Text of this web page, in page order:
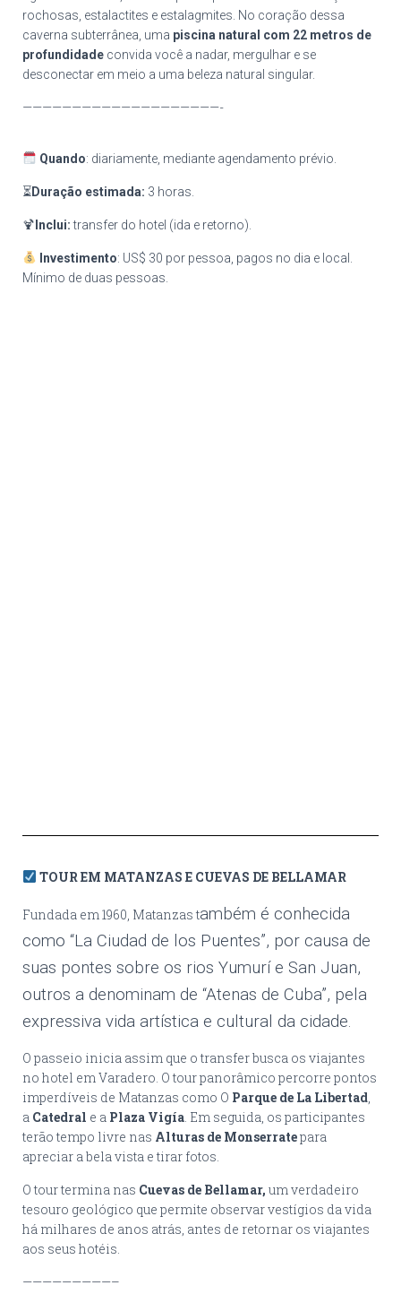
rochosas, estalactites e estalagmites. No coração dessa
caverna subterrânea, uma piscina natural com 22 metros de
profundidade convida você a nadar, mergulhar e se
desconectar em meio a uma beleza natural singular.
————————————————————-
Quando: diariamente, mediante agendamento prévio.
⏳ Duração estimada: 3 horas.
🍹 Inclui:transfer do hotel (ida e retorno).
Investimento: US$ 30 por pessoa, pagos no dia e local.
Mínimo de duas pessoas.
TOUR EM MATANZAS E CUEVAS DE BELLAMAR
Fundada em 1960, Matanzas também é conhecida
como “La Ciudad de los Puentes”, por causa de
suas pontes sobre os rios Yumurí e San Juan,
outros a denominam de “Atenas de Cuba”, pela
expressiva vida artística e cultural da cidade.
O passeio inicia assim que o transfer busca os viajantes
no hotel em Varadero. O tour panorâmico percorre pontos
imperdíveis de Matanzas como O Parque de La Libertad
a Catedral e a Plaza Vigía . Em seguida, os participantes
terão tempo livre nas Alturas de Monserratepara
apreciar a bela vista e tirar fotos.
O tour termina nas Cuevas de Bellamar, um verdadeiro
tesouro geológico que permite observar vestígios da vida
há milhares de anos atrás, antes de retornar os viajantes
aos seus hotéis.
—————————–